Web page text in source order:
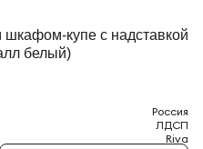
купе с надставкой
белый)
Россия
ЛДСП
Riva